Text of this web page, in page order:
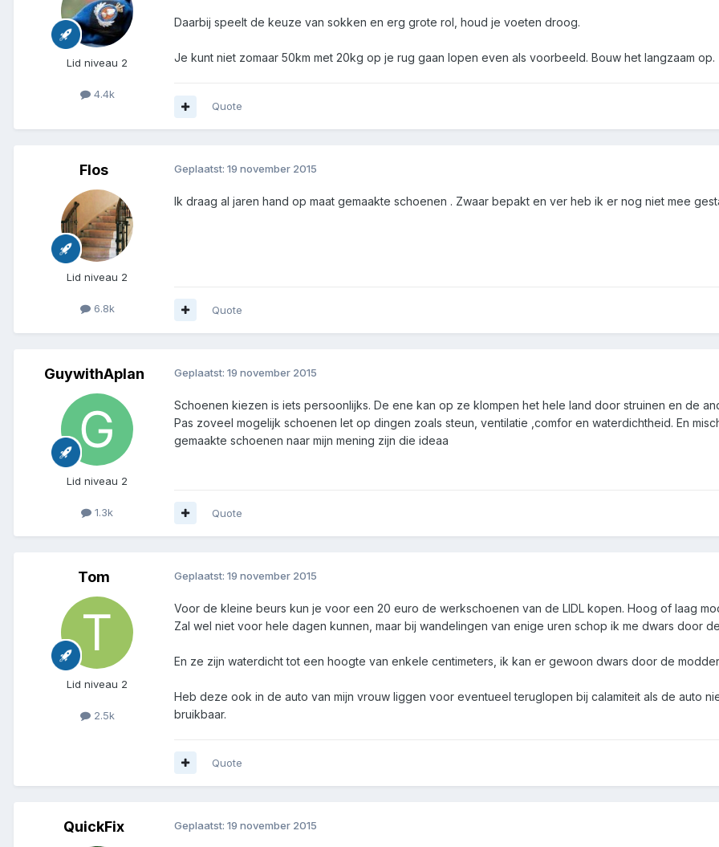
Lid niveau 2
4.4k
Daarbij speelt de keuze van sokken en erg grote rol, houd je voeten droog.
Je kunt niet zomaar 50km met 20kg op je rug gaan lopen even als voorbeeld. Bouw het langzaam op.
Quote
Flos
Lid niveau 2
6.8k
Geplaatst: 19 november 2015
Ik draag al jaren hand op maat gemaakte schoenen . Zwaar bepakt en ver heb ik er nog niet mee
Quote
GuywithAplan
Lid niveau 2
1.3k
Geplaatst: 19 november 2015
Schoenen kiezen is iets persoonlijks. De ene kan op ze klompen het hele land door struinen en de
Pas zoveel mogelijk schoenen let op dingen zoals steun, ventilatie ,comfor en waterdichtheid. En
gemaakte schoenen naar mijn mening zijn die ideaa
Quote
Tom
Lid niveau 2
2.5k
Geplaatst: 19 november 2015
Voor de kleine beurs kun je voor een 20 euro de werkschoenen van de LIDL kopen. Hoog of laag
Zal wel niet voor hele dagen kunnen, maar bij wandelingen van enige uren schop ik me dwars door
En ze zijn waterdicht tot een hoogte van enkele centimeters, ik kan er gewoon dwars door de
Heb deze ook in de auto van mijn vrouw liggen voor eventueel teruglopen bij calamiteit als de auto
bruikbaar.
Quote
QuickFix Geplaatst: 19 november 2015